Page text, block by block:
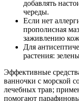
добавлять
череды.
Если нет
прополисная
заживлению
Для
растения:
Эффективные
ванночки с морской
лечебных трав;
помогают